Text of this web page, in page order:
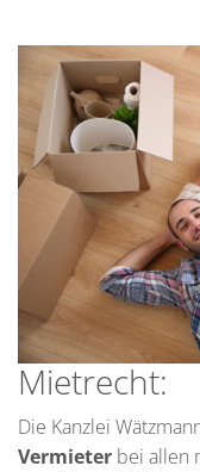
Mietrecht:
Die Kanzlei
Vermieter bei allen